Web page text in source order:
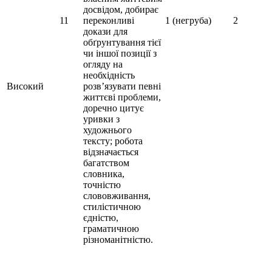
Високий
11
досвідом, добирає
переконливі
докази для
обґрунтування тієї
чи іншої позиції з
огляду на
необхідність
розв’язувати певні
життєві проблеми,
доречно цитує
уривки з
художнього
тексту; робота
відзначається
багатством
словника,
точністю
слововживання,
стилістичною
єдністю,
граматичною
різноманітністю.
1 (негруба) 2